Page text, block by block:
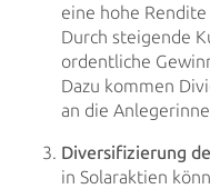
eine hohe Rendite
Durch steigende
ordentliche
Dazu kommen
an die
Diversifizierung
in Solaraktien